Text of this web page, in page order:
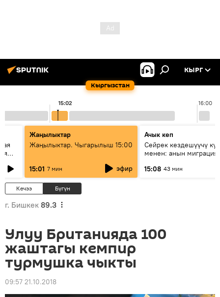
Кыргызстан
КЫРГ
16:00
15:02
Жаңылыктар
Жаңылыктар. Чыгарылыш 15:00
15:01 7 мин эфир
Ачык кеп
Сейрек кездешүүчү
менен: анын
15:08 43 мин
Кечээ Бүгүн
г. Бишкек 89.3
Улуу Британияда 100
жаштагы кемпир
турмушка чыкты
09:57 21.10.2018